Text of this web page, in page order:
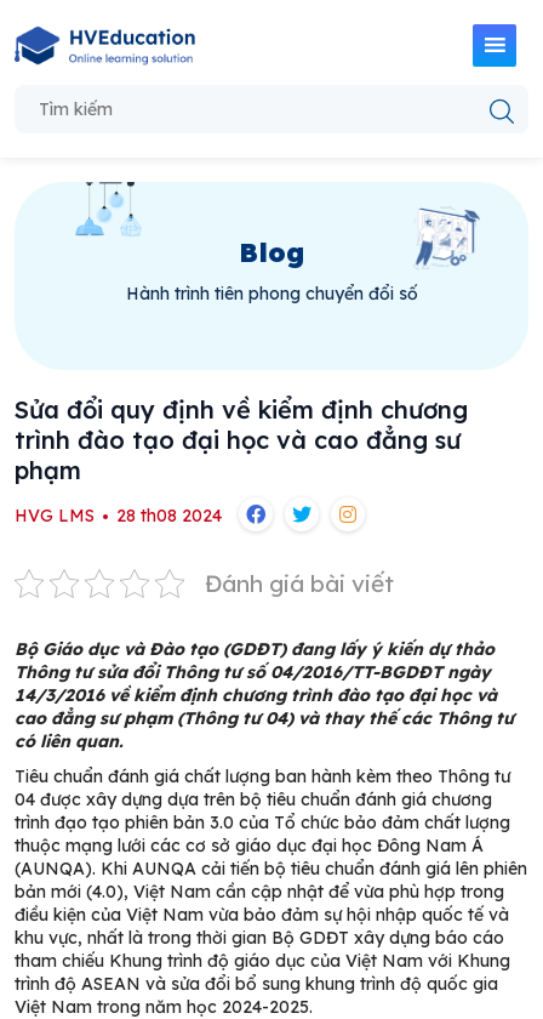
Blog
Hành trình tiên phong chuyển đổi số
Sửa đổi quy định về kiểm định chương
trình đào tạo đại học và cao đẳng sư
phạm
HVG LMS 28 th08 2024
Đánh giá bài viết
Bộ Giáo dục và Đào tạo (GDĐT) đang lấy ý kiến dự thảo
Thông tư sửa đổi Thông tư số 04/2016/TT-BGDĐT ngày
14/3/2016 về kiểm định chương trình đào tạo đại học và
cao đẳng sư phạm (Thông tư 04) và thay thế các Thông tư
có liên quan.
Tiêu chuẩn đánh giá chất lượng ban hành kèm theo Thông tư
04 được xây dựng dựa trên bộ tiêu chuẩn đánh giá chương
trình đạo tạo phiên bản 3.0 của Tổ chức bảo đảm chất lượng
thuộc mạng lưới các cơ sở giáo dục đại học Đông Nam Á
(AUNQA). Khi AUNQA cải tiến bộ tiêu chuẩn đánh giá lên phiên
bản mới (4.0), Việt Nam cần cập nhật để vừa phù hợp trong
điều kiện của Việt Nam vừa bảo đảm sự hội nhập quốc tế và
khu vực, nhất là trong thời gian Bộ GDĐT xây dựng báo cáo
tham chiếu Khung trình độ giáo dục của Việt Nam với Khung
trình độ ASEAN và sửa đổi bổ sung khung trình độ quốc gia
Việt Nam trong năm học 2024-2025.